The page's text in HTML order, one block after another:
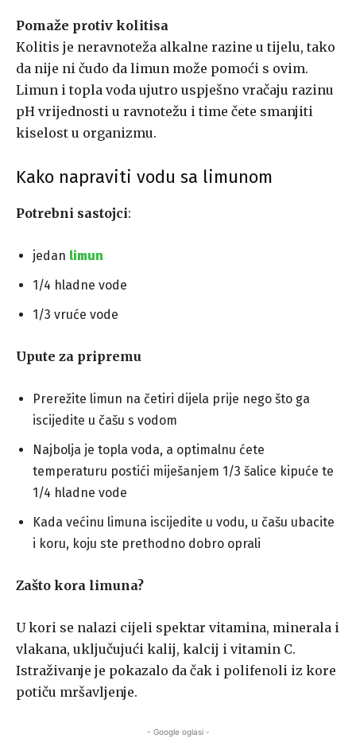
Pomaže protiv kolitisa
Kolitis je neravnoteža alkalne razine u tijelu, tako
da nije ni čudo da limun može pomoći s ovim.
Limun i topla voda ujutro uspješno vračaju razinu
pH vrijednosti u ravnotežu i time čete smanjiti
kiselost u organizmu.
Kako napraviti vodu sa limunom
Potrebni sastojci:
jedan limun
1/4 hladne vode
1/3 vruće vode
Upute za pripremu
Prerežite limun na četiri dijela prije nego što ga
iscijedite u čašu s vodom
Najbolja je topla voda, a optimalnu ćete
temperaturu postići miješanjem 1/3 šalice kipuće te
1/4 hladne vode
Kada većinu limuna iscijedite u vodu, u čašu ubacite
i koru, koju ste prethodno dobro oprali
Zašto kora limuna?
U kori se nalazi cijeli spektar vitamina, minerala i
vlakana, uključujući kalij, kalcij i vitamin C.
Istraživanje je pokazalo da čak i polifenoli iz kore
potiču mršavljenje.
- Google oglasi -